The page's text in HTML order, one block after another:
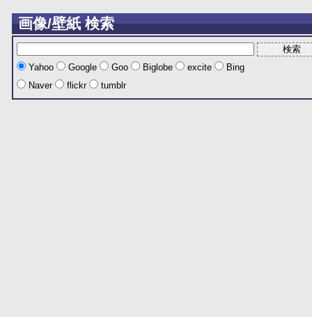
画像/壁紙 検索
Yahoo Google Goo Biglobe excite
Bing
Naver
flickr tumblr